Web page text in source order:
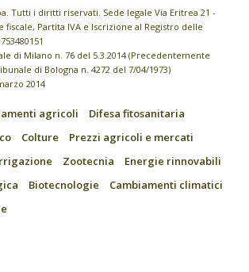
Tutti i diritti riservati. Sede legale Via Eritrea 21 -
fiscale, Partita IVA e Iscrizione al Registro delle
di Milano n. 76 del 5.3.2014 (Precedentemente
di Bologna n. 4272 del 7/04/1973)
2014
agricoli
Difesa fitosanitaria
Colture
Prezzi agricoli e mercati
Zootecnia
Energie rinnovabili
Biotecnologie
Cambiamenti climatici